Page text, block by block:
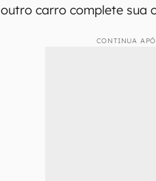
outro carro complete sua
CONTINUA